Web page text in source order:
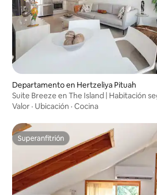
Departamento en Hertzeliya Pituah
Suite Breeze en The Island | Habitación
Valor · Ubicación · Cocina
Superanfitrión
Superanfitrión